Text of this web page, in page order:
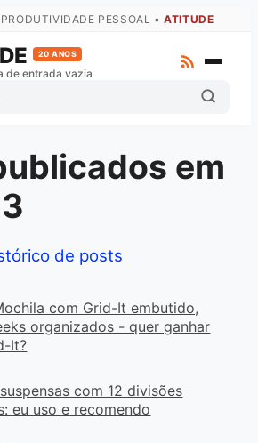
PESSOAL •ATITUDE
20 ANOS
de entrada vazia
em
de posts
com Grid-It embutido,
organizados - quer ganhar
It?
com 12 divisões
eu uso e recomendo